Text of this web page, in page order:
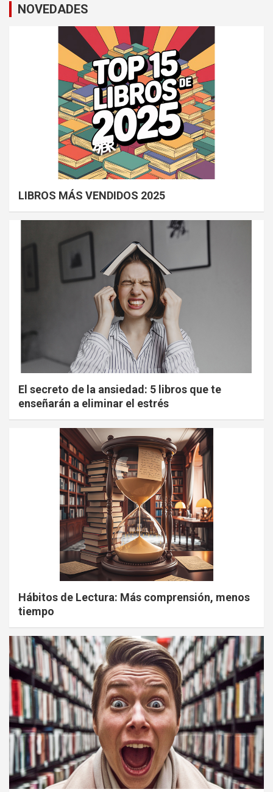
NOVEDADES
LIBROS MÁS VENDIDOS 2025
El secreto de la ansiedad: 5 libros que te
enseñarán a eliminar el estrés
Hábitos de Lectura: Más comprensión, menos
tiempo